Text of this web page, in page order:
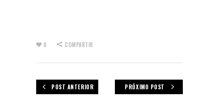
0 COMPARTIR
POST ANTERIOR PRÓXIMO POST